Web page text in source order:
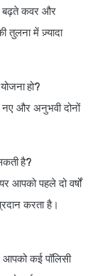
बढ़ते कवर और
तुलना में ज़्यादा
हो?
नए और अनुभवी दोनों
है?
आपको पहले दो वर्षों
करता है।
कई पॉलिसी